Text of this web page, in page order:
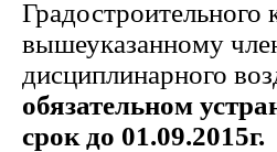
вышеуказанному
дисциплинарного
обязательном
срок до 01.09.2015г.